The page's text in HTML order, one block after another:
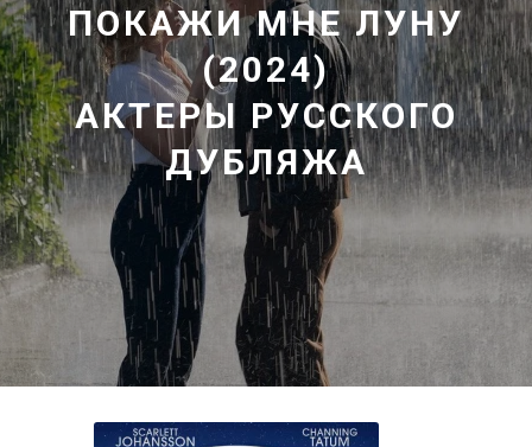
Работа с текстом
Локализация и перевод
Другие услуги
8 800 200-45-51
Заказать звонок
Актеры озвучки
Контакты дикторов
ИИ голоса
8 800 200-45-51
Заказать звонок
ПОКАЖИ МНЕ ЛУНУ
(2024)
—
АКТЕРЫ РУССКОГО
ДУБЛЯЖА